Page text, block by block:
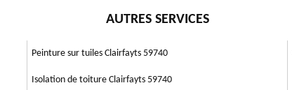
professionnel de vos gouttières assurera leur bon fonctionnement et
et à l’automne. Au moment du nettoyage, Artisan Lemoine 59
AUTRES SERVICES
Peinture sur tuiles Clairfayts 59740
Isolation de toiture Clairfayts 59740